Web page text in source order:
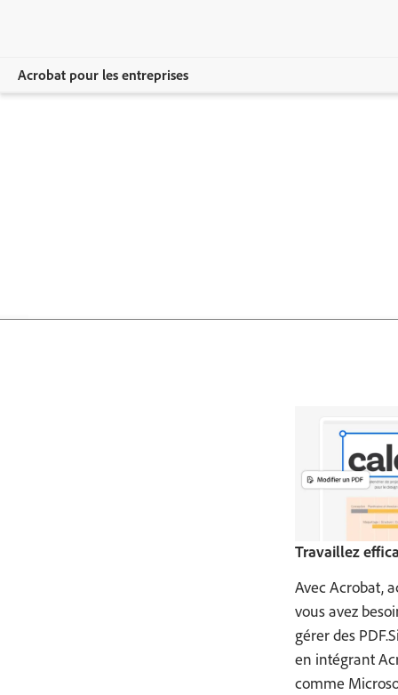
Acrobat pour les entreprises
Comparer les formules
Travaillez
Avec Acrobat,
vous avez
gérer des
en intégrant
comme